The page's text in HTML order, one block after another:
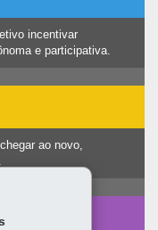
incentivar
e participativa.
ao novo,